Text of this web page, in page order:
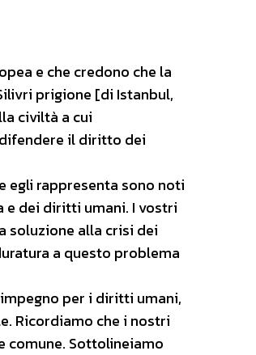
e che credono che la
prigione [di Istanbul,
civiltà a cui
il diritto dei
egli rappresenta sono noti
e dei diritti umani. I vostri
soluzione alla crisi dei
a questo problema
per i diritti umani,
Ricordiamo che i nostri
comune. Sottolineiamo